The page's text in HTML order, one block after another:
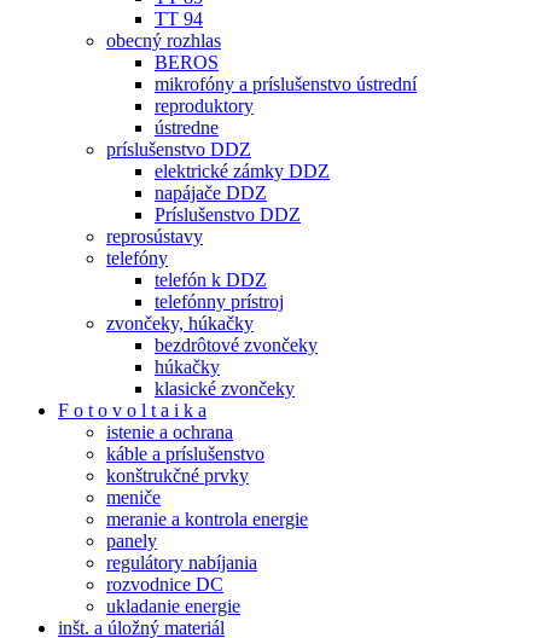
TT 94
obecný rozhlas
BEROS
mikrofóny a príslušenstvo ústrední
reproduktory
ústredne
príslušenstvo DDZ
elektrické zámky DDZ
napájače DDZ
Príslušenstvo DDZ
reprosústavy
telefóny
telefón k DDZ
telefónny prístroj
zvončeky, húkačky
bezdrôtové zvončeky
húkačky
klasické zvončeky
F o t o v o l t a i k a
istenie a ochrana
káble a príslušenstvo
konštrukčné prvky
meniče
meranie a kontrola energie
panely
regulátory nabíjania
rozvodnice DC
ukladanie energie
inšt. a úložný materiál